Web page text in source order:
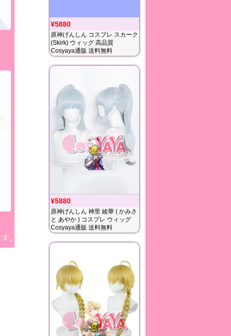
¥5880
原神げんしん コスプレ スカーク
(Skirk) ウィッグ 高品質
Cosyaya通販 送料無料
¥5880
原神げんしん 神里 綾華 ( かみさ
と あやか ) コスプレ ウィッグ
Cosyaya通販 送料無料